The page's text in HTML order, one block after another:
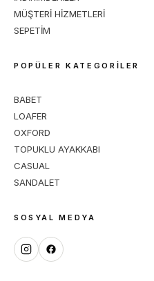
MÜŞTERİ HİZMETLERİ
SEPETİM
POPÜLER KATEGORİLER
BABET
LOAFER
OXFORD
TOPUKLU AYAKKABI
CASUAL
SANDALET
SOSYAL MEDYA